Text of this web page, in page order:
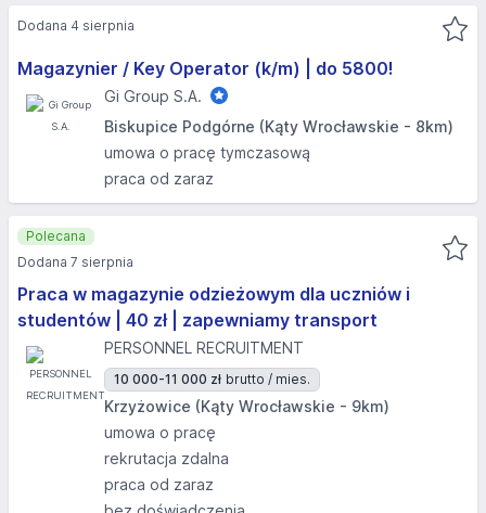
Magazynier / Key Operator (k/m) | do 5800!
Gi Group S.A.
Biskupice Podgórne (Kąty Wrocławskie - 8km)
umowa o pracę tymczasową
praca od zaraz
Dodana 4 sierpnia
Praca w magazynie odzieżowym dla uczniów i
studentów | 40 zł | zapewniamy transport
PERSONNEL RECRUITMENT
10 000-11 000 zł brutto / mies.
Krzyżowice (Kąty Wrocławskie - 9km)
umowa o pracę
rekrutacja zdalna
praca od zaraz
Polecana
Dodana 7 sierpnia